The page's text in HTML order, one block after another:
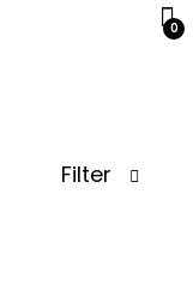
0
Filter